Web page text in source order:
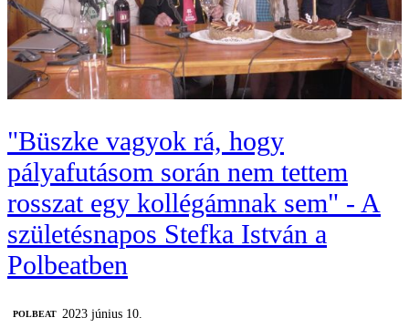
"Büszke vagyok rá, hogy
pályafutásom során nem tettem
rosszat egy kollégámnak sem" - A
születésnapos Stefka István a
Polbeatben
‎POLBEAT
2023 június 10.